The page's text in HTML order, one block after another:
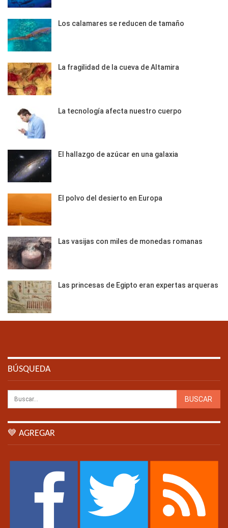
Los calamares se reducen de tamaño
La fragilidad de la cueva de Altamira
La tecnología afecta nuestro cuerpo
El hallazgo de azúcar en una galaxia
El polvo del desierto en Europa
Las vasijas con miles de monedas romanas
Las princesas de Egipto eran expertas arqueras
BÚSQUEDA
💙 AGREGAR